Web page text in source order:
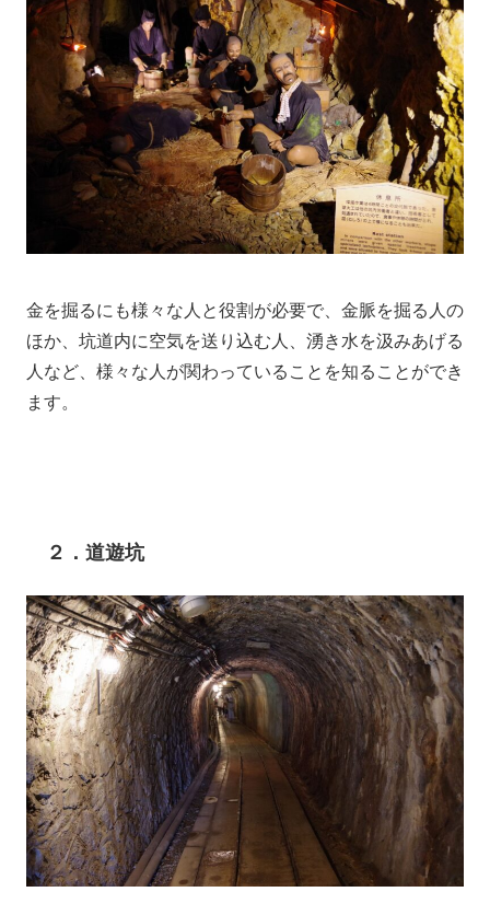
金を掘るにも様々な人と役割が必要で、金脈を掘る人の
ほか、坑道内に空気を送り込む人、湧き水を汲みあげる
人など、様々な人が関わっていることを知ることができ
ます。
２．道遊坑